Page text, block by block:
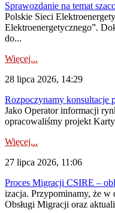
Sprawozdanie na temat
Polskie Sieci
Elektroenergetycznego”.
do...
Więcej...
28 lipca 2026, 14:29
Rozpoczynamy konsultacje
Jako Operator informacji
opracowaliśmy projekt
Więcej...
27 lipca 2026, 11:06
Proces Migracji CSIRE –
izacja. Przypominamy, że
Obsługi Migracji oraz